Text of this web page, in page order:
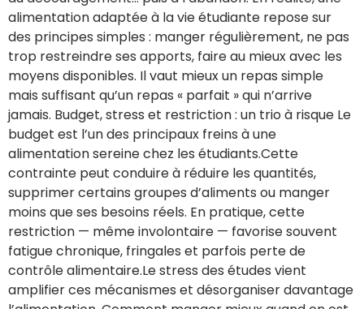
alimentation adaptée à la vie étudiante repose sur
des principes simples : manger régulièrement, ne pas
trop restreindre ses apports, faire au mieux avec les
moyens disponibles. Il vaut mieux un repas simple
mais suffisant qu’un repas « parfait » qui n’arrive
jamais. Budget, stress et restriction : un trio à risque Le
budget est l’un des principaux freins à une
alimentation sereine chez les étudiants.Cette
contrainte peut conduire à réduire les quantités,
supprimer certains groupes d’aliments ou manger
moins que ses besoins réels. En pratique, cette
restriction — même involontaire — favorise souvent
fatigue chronique, fringales et parfois perte de
contrôle alimentaire.Le stress des études vient
amplifier ces mécanismes et désorganiser davantage